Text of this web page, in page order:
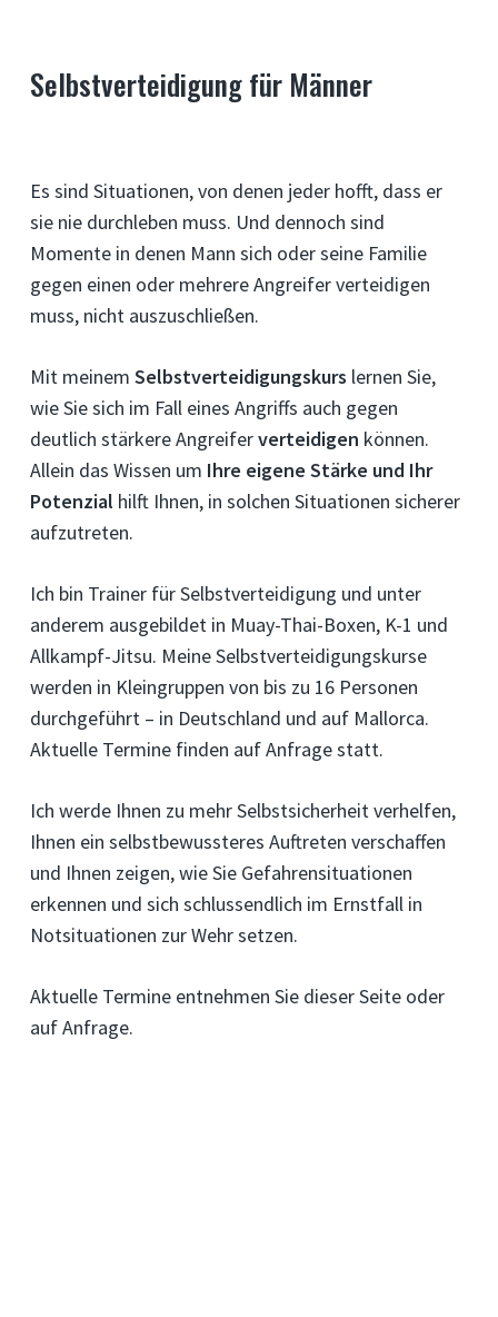
Selbstverteidigung für Männer
Es sind Situationen, von denen jeder hofft, dass er
sie nie durchleben muss. Und dennoch sind
Momente in denen Mann sich oder seine Familie
gegen einen oder mehrere Angreifer verteidigen
muss, nicht auszuschließen.
Mit meinem Selbstverteidigungskurs lernen Sie,
wie Sie sich im Fall eines Angriffs auch gegen
deutlich stärkere Angreiferverteidigen können.
Allein das Wissen um Ihre eigene Stärke und Ihr
Potenzial hilft Ihnen, in solchen Situationen sicherer
aufzutreten.
Ich bin Trainer für Selbstverteidigung und unter
anderem ausgebildet in Muay-Thai-Boxen, K-1 und
Allkampf-Jitsu. Meine Selbstverteidigungskurse
werden in Kleingruppen von bis zu 16 Personen
durchgeführt – in Deutschland und auf Mallorca.
Aktuelle Termine finden auf Anfrage statt.
Ich werde Ihnen zu mehr Selbstsicherheit verhelfen,
Ihnen ein selbstbewussteres Auftreten verschaffen
und Ihnen zeigen, wie Sie Gefahrensituationen
erkennen und sich schlussendlich im Ernstfall in
Notsituationen zur Wehr setzen.
Aktuelle Termine entnehmen Sie dieser Seite oder
auf Anfrage.